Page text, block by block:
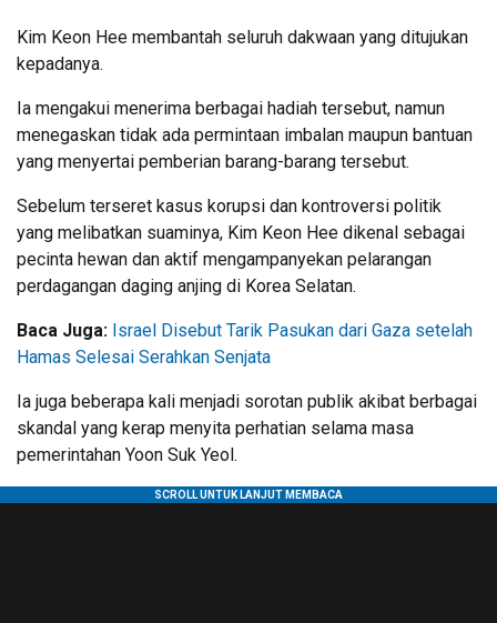
Kim Keon Hee membantah seluruh dakwaan yang ditujukan
kepadanya.
Ia mengakui menerima berbagai hadiah tersebut, namun
menegaskan tidak ada permintaan imbalan maupun bantuan
yang menyertai pemberian barang-barang tersebut.
Sebelum terseret kasus korupsi dan kontroversi politik
yang melibatkan suaminya, Kim Keon Hee dikenal sebagai
pecinta hewan dan aktif mengampanyekan pelarangan
perdagangan daging anjing di Korea Selatan.
Baca Juga: Israel Disebut Tarik Pasukan dari Gaza setelah
Hamas Selesai Serahkan Senjata
Ia juga beberapa kali menjadi sorotan publik akibat berbagai
skandal yang kerap menyita perhatian selama masa
pemerintahan Yoon Suk Yeol.